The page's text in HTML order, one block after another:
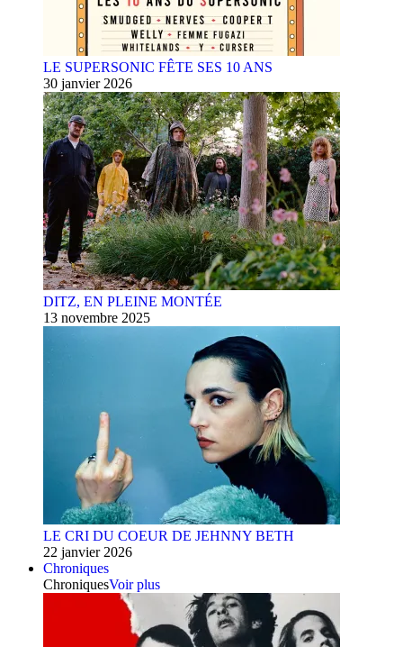
LE SUPERSONIC FÊTE SES 10 ANS
30 janvier 2026
DITZ, EN PLEINE MONTÉE
13 novembre 2025
LE CRI DU COEUR DE JEHNNY BETH
22 janvier 2026
Chroniques
ChroniquesVoir plus